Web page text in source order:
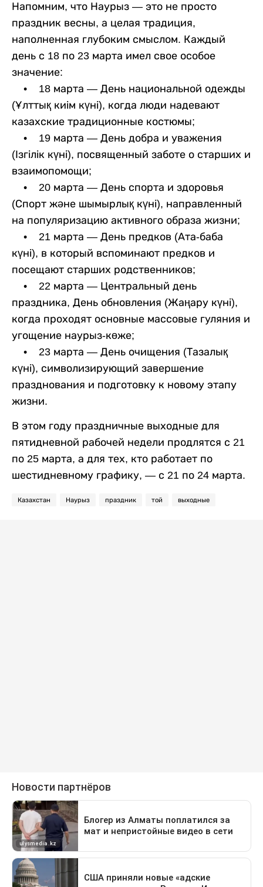
Напомним, что Наурыз — это не просто
праздник весны, а целая традиция,
наполненная глубоким смыслом. Каждый
день с 18 по 23 марта имел свое особое
значение:
• 18 марта — День национальной одежды
(Ұлттық киім күні), когда люди надевают
казахские традиционные костюмы;
• 19 марта — День добра и уважения
(Ізгілік күні), посвященный заботе о старших и
взаимопомощи;
• 20 марта — День спорта и здоровья
(Спорт және шымырлық күні), направленный
на популяризацию активного образа жизни;
• 21 марта — День предков (Ата-баба
күні), в который вспоминают предков и
посещают старших родственников;
• 22 марта — Центральный день
праздника, День обновления (Жаңару күні),
когда проходят основные массовые гуляния и
угощение наурыз-көже;
• 23 марта — День очищения (Тазалық
күні), символизирующий завершение
празднования и подготовку к новому этапу
жизни.
В этом году праздничные выходные для
пятидневной рабочей недели продлятся с 21
по 25 марта, а для тех, кто работает по
шестидневному графику, — с 21 по 24 марта.
Казахстан Наурыз праздник той выходные